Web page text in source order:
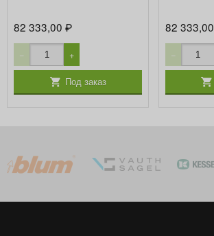
82 333,00₽
− +
Под заказ
82 333,00
−